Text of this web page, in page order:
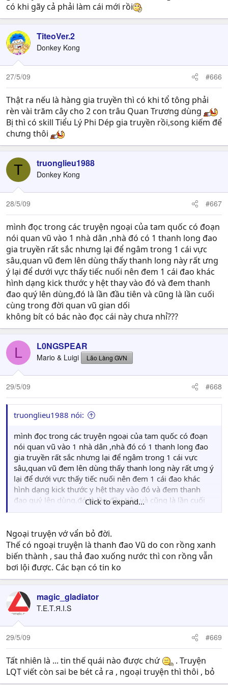
Trương Phi rèn một cây trượng "Bát điểm cương mâu".
Ai nấy đều trang bị cương giáp, rồi kéo năm trăm quân
có khi gãy cả phải làm cái mới rồi
TiteoVer.2
Donkey Kong
27/5/09 #666
Thật ra nếu là hàng gia truyền thì có khi tổ tông phải
rèn vài trăm cây cho 2 con trâu Quan Trương dùng
Bị thì có skill Tiểu Lý Phi Dép gia truyền rồi,song kiếm để
chưng thôi
T truonglieu1988
Donkey Kong
28/5/09 #667
mình đọc trong các truyện ngoại của tam quốc có đoạn
nói quan vũ vào 1 nhà dân ,nhà đó có 1 thanh long đao
gia truyền rất sắc nhưng lại để ngâm trong 1 cái vực
sâu,quan vũ đem lên dùng thấy thanh long này rất ưng
ý lại để dưới vực thấy tiếc nuối nên đem 1 cái đao khác
hình dạng kick thước y hệt thay vào đó và đem thanh
đao quý lên dùng,đó là lần đầu tiên và cũng là lần cuối
cùng trong đời quan vũ gian dối
không bít có bác nào đọc cái này chưa nhỉ???
L L0NGSPEAR
Mario & Luigi Lão Làng GVN
29/5/09 #668
truonglieu1988 nói:
mình đọc trong các truyện ngoại của tam quốc có đoạn
nói quan vũ vào 1 nhà dân ,nhà đó có 1 thanh long đao
gia truyền rất sắc nhưng lại để ngâm trong 1 cái vực
sâu,quan vũ đem lên dùng thấy thanh long này rất ưng ý
lại để dưới vực thấy tiếc nuối nên đem 1 cái đao khác
hình dạng kick thước y hệt thay vào đó và đem thanh
đao quý lên dùng,đó là lần đầu tiên và cũng là lần cuối
cùng trong đời quan vũ gian dối
Click to expand...
Ngoại truyện vớ vẩn bỏ đời.
Thế có ngoại truyện là thanh đao Vũ do con rồng xanh
biến thành , sau thả đao xuống nước thì con rồng vẫn
bơi lội được. Các bạn có tin ko
magic_gladiator
T.E.T.Я.I.S
29/5/09 #669
Tất nhiên là ... tin thế quái nào được chứ
. Truyện
LQT viết còn sai be bét cả ra , ngoại truyện thì thôi , bỏ